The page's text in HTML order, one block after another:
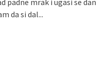
padne mrak i ugasi se dan
da si dal...